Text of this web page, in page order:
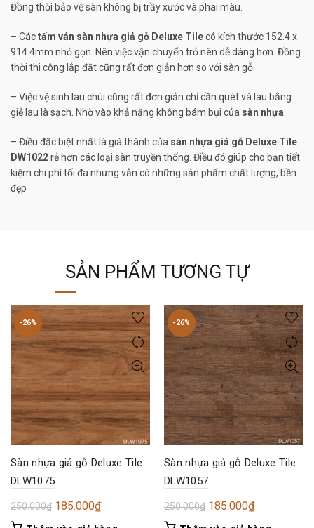
Đồng thời bảo vệ sàn không bị trầy xước và phai màu.
– Cáctấm ván sàn nhựa giả gỗ Deluxe Tilecó kích thước 152.4 x
914.4mm nhỏ gọn. Nên việc vận chuyển trở nên dễ dàng hơn. Đồng
thời thi công lắp đặt cũng rất đơn giản hơn so với sàn gỗ.
– Việc vệ sinh lau chùi cũng rất đơn giản chỉ cần quét và lau bằng
giẻ lau là sạch. Nhờ vào khả năng không bám bụi của sàn nhựa
– Điều đặc biệt nhất là giá thành của sàn nhựa giả gỗ Deluxe Tile
DW1022rẻ hơn các loại sàn truyền thống. Điều đó giúp cho bạn tiết
kiệm chi phí tối đa nhưng vẫn có những sản phẩm chất lượng, bền
đẹp
SẢN PHẨM TƯƠNG TỰ
-26%
Sàn nhựa giả gỗ Deluxe Tile
DLW1075
250.000₫ Giá
gốc
185.000₫Giá
hiện
-26%
Sàn nhựa giả gỗ Deluxe Tile
DLW1057
250.000₫ Giá
gốc
185.000₫Giá
hiện